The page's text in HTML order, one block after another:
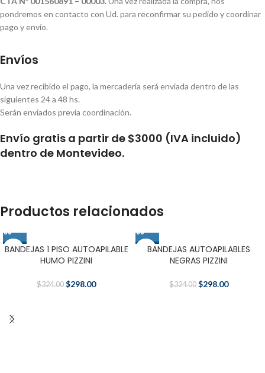
pondremos en contacto con Ud. para reconfirmar su pedido y coordinar
pago y envío.
Envíos
Una vez recibido el pago, la mercadería será enviada dentro de las
siguientes 24 a 48 hs.
Serán enviados previa coordinación.
Envío gratis a partir de $3000 (IVA incluido)
dentro de Montevideo.
Productos relacionados
-8%
BANDEJAS 1 PISO AUTOAPILABLE
HUMO PIZZINI
$324.00 $298.00
-8%BANDEJAS AUTOAPILABLES
NEGRAS PIZZINI
$324.00 $298.00